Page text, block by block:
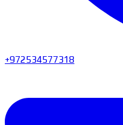
+972534577318